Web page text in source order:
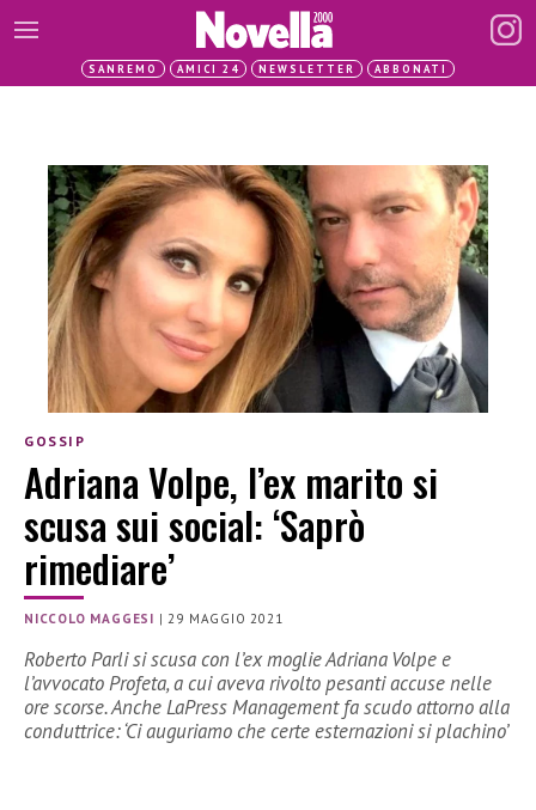
SANREMO AMICI 24 NEWSLETTER ABBONATI
GOSSIP
Adriana Volpe, l’ex marito si
scusa sui social: ‘Saprò
rimediare’
NICCOLO MAGGESI |29 MAGGIO 2021
Roberto Parli si scusa con l’ex moglie Adriana Volpe e
l’avvocato Profeta, a cui aveva rivolto pesanti accuse nelle
ore scorse. Anche LaPress Management fa scudo attorno alla
conduttrice: ‘Ci auguriamo che certe esternazioni si plachino’